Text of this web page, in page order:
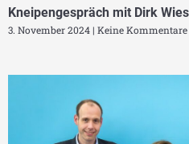
Kneipengespräch mit Dirk
3. November 2024 Keine Kommentare